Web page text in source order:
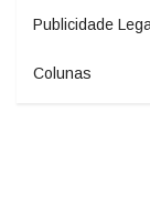
Publicidade
Colunas